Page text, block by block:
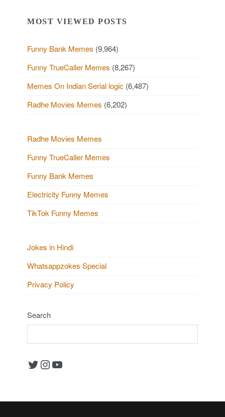
MOST VIEWED POSTS
Funny Bank Memes (9,964)
Funny TrueCaller Memes (8,267)
Memes On Indian Serial logic (6,487)
Radhe Movies Memes (6,202)
Radhe Movies Memes
Funny TrueCaller Memes
Funny Bank Memes
Electricity Funny Memes
TikTok Funny Memes
Jokes in Hindi
Whatsappzokes Special
Privacy Policy
Search
Twitter Instagram YouTube